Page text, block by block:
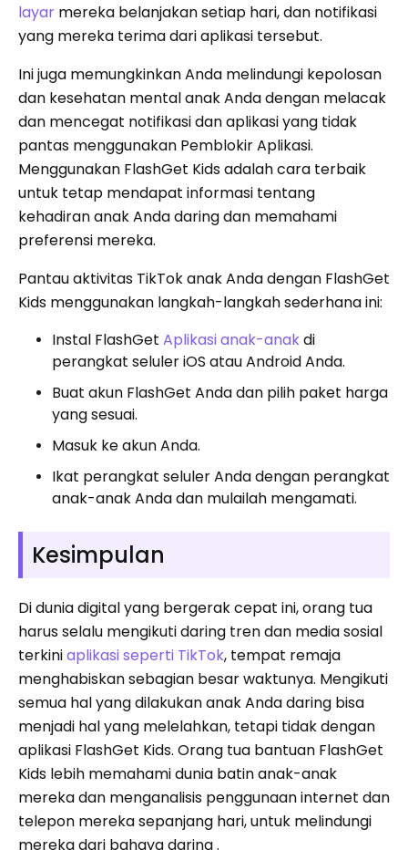
layar mereka belanjakan setiap hari, dan notifikasi
yang mereka terima dari aplikasi tersebut.
Ini juga memungkinkan Anda melindungi kepolosan
dan kesehatan mental anak Anda dengan melacak
dan mencegat notifikasi dan aplikasi yang tidak
pantas menggunakan Pemblokir Aplikasi.
Menggunakan FlashGet Kids adalah cara terbaik
untuk tetap mendapat informasi tentang
kehadiran anak Anda daring dan memahami
preferensi mereka.
Pantau aktivitas TikTok anak Anda dengan FlashGet
Kids menggunakan langkah-langkah sederhana ini:
Instal FlashGet Aplikasi anak-anakdi
perangkat seluler iOS atau Android Anda.
Buat akun FlashGet Anda dan pilih paket harga
yang sesuai.
Masuk ke akun Anda.
Ikat perangkat seluler Anda dengan perangkat
anak-anak Anda dan mulailah mengamati.
Kesimpulan
Di dunia digital yang bergerak cepat ini, orang tua
harus selalu mengikuti daring tren dan media sosial
terkiniaplikasi seperti TikTok, tempat remaja
menghabiskan sebagian besar waktunya. Mengikuti
semua hal yang dilakukan anak Anda daring bisa
menjadi hal yang melelahkan, tetapi tidak dengan
aplikasi FlashGet Kids. Orang tua bantuan FlashGet
Kids lebih memahami dunia batin anak-anak
mereka dan menganalisis penggunaan internet dan
telepon mereka sepanjang hari, untuk melindungi
mereka dari bahaya daring .